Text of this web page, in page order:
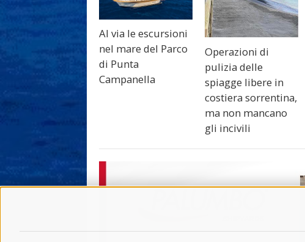
Al via le escursioni
nel mare del Parco
di Punta
Campanella
Operazioni di
pulizia delle
spiagge libere in
costiera sorrentina,
ma non mancano
gli incivili